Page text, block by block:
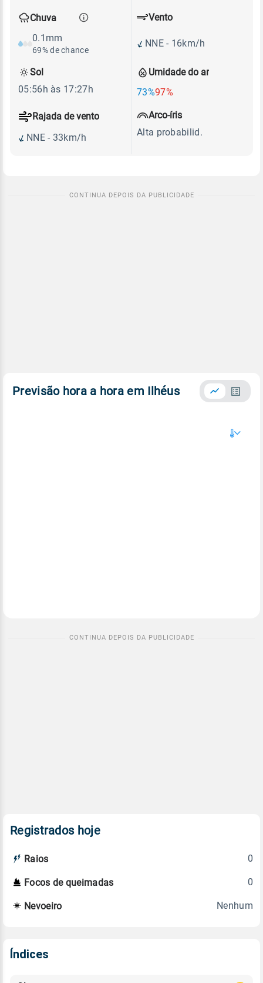
Chuva
0.1mm
69% de chance
Umidade do ar
73%97%
Vento
NNE - 16km/h
Rajada de vento
NNE - 33km/h
Sol
05:56h às 17:27h
Arco-íris
Alta probabilid.
Previsão hora a hora em Ilhéus
Registrados hoje
Raios 0
Focos de queimadas 0
Nevoeiro Nenhum
Índices